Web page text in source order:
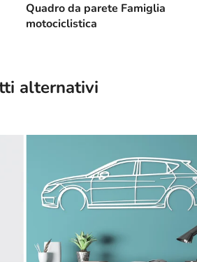
Quadro da parete Famiglia
motociclistica
alternativi